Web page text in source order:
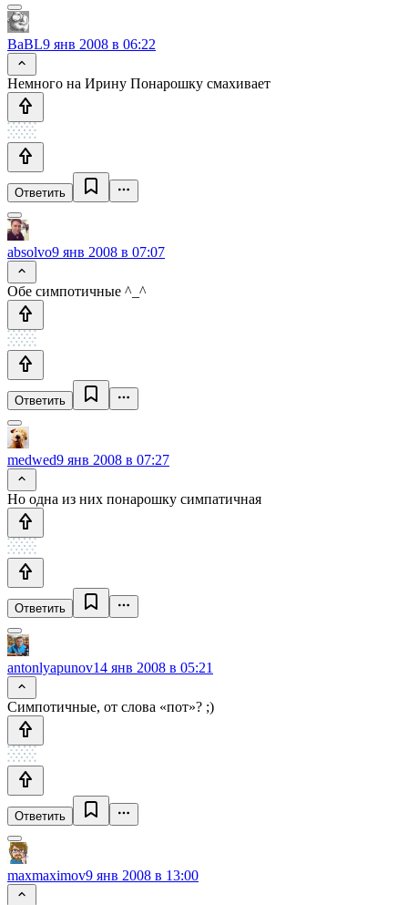
BaBL9 янв 2008 в 06:22
Немного на Ирину Понарошку смахивает
Ответить
absolvo9 янв 2008 в 07:07
Обе симпотичные ^_^
Ответить
medwed9 янв 2008 в 07:27
Но одна из них понарошку симпатичная
Ответить
antonlyapunov14 янв 2008 в 05:21
Симпотичные, от слова «пот»? ;)
Ответить
maxmaximov9 янв 2008 в 13:00